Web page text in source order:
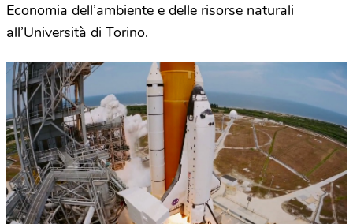
Economia dell’ambiente e delle risorse naturali
all’Università di Torino.